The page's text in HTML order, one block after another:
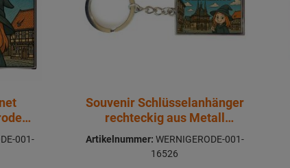
001-
Souvenir Schlüsselanhänger
rechteckig aus Metall
Wernigerode 3x10cm
Artikelnummer: WERNIGERODE-001-
16526